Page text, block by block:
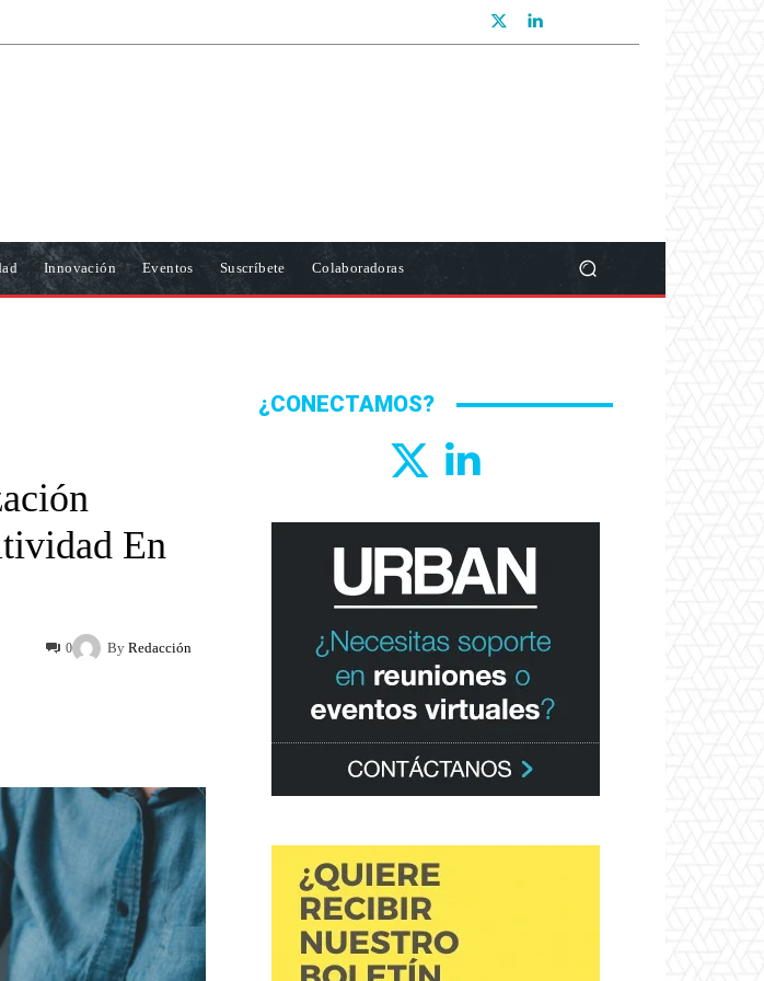
Innovación Eventos Suscríbete Colaboradoras
En
By Redacción
0
¿CONECTAMOS?